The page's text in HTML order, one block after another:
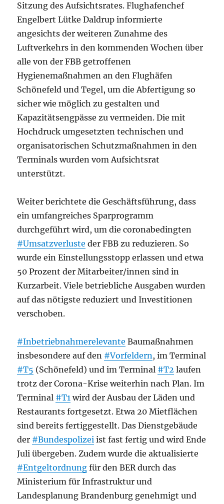
Sitzung des Aufsichtsrates. Flughafenchef
Engelbert Lütke Daldrup informierte
angesichts der weiteren Zunahme des
Luftverkehrs in den kommenden Wochen über
alle von der FBB getroffenen
Hygienemaßnahmen an den Flughäfen
Schönefeld und Tegel, um die Abfertigung so
sicher wie möglich zu gestalten und
Kapazitätsengpässe zu vermeiden. Die mit
Hochdruck umgesetzten technischen und
organisatorischen Schutzmaßnahmen in den
Terminals wurden vom Aufsichtsrat
unterstützt.
Weiter berichtete die Geschäftsführung, dass
ein umfangreiches Sparprogramm
durchgeführt wird, um die coronabedingten
#Umsatzverluste der FBB zu reduzieren. So
wurde ein Einstellungsstopp erlassen und etwa
50 Prozent der Mitarbeiter/innen sind in
Kurzarbeit. Viele betriebliche Ausgaben wurden
auf das nötigste reduziert und Investitionen
verschoben.
#Inbetriebnahmerelevante Baumaßnahmen
insbesondere auf den #Vorfeldern, im Terminal
#T5 (Schönefeld) und im Terminal #T2 laufen
trotz der Corona-Krise weiterhin nach Plan. Im
Terminal #T1 wird der Ausbau der Läden und
Restaurants fortgesetzt. Etwa 20 Mietflächen
sind bereits fertiggestellt. Das Dienstgebäude
der #Bundespolizei ist fast fertig und wird Ende
Juli übergeben. Zudem wurde die aktualisierte
#Entgeltordnung für den BER durch das
Ministerium für Infrastruktur und
Landesplanung Brandenburg genehmigt und